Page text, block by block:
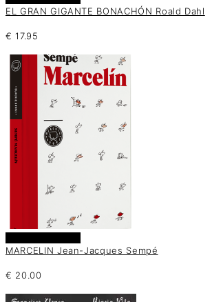
EL GRAN GIGANTE BONACHÓN Roald Dahl
€ 17.95
MARCELIN Jean-Jacques Sempé
€ 20.00